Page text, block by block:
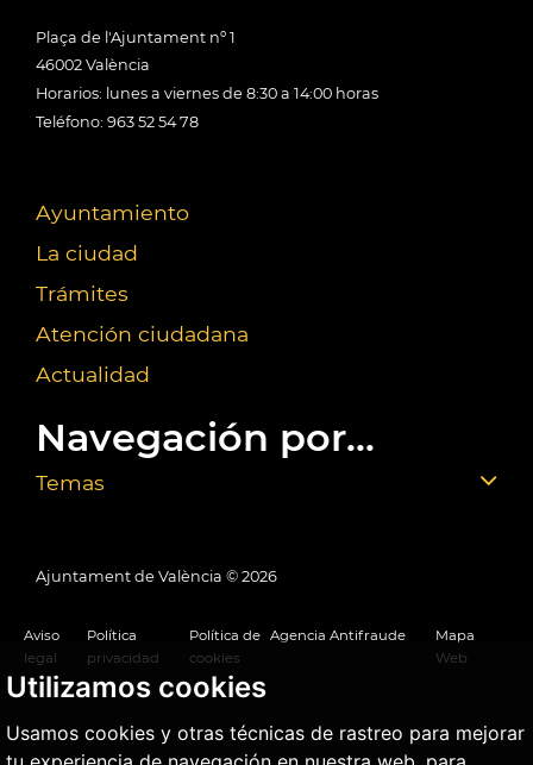
Utilizamos cookies
Usamos cookies y otras técnicas de rastreo para mejorar
Plaça de l'Ajuntament nº 1
46002 València
Horarios: lunes a viernes de 8:30 a 14:00 horas
Teléfono: 963 52 54 78
Ayuntamiento
La ciudad
Trámites
Atención ciudadana
Actualidad
Navegación por...
Temas
Ajuntament de València © 2026
Aviso
legal
Política
privacidad
Política de
cookies
Agencia Antifraude
Mapa
Web